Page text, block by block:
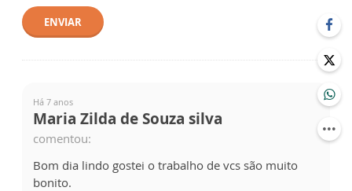
ENVIAR
Há 7 anos
Maria Zilda de Souza silva
comentou:
Bom dia lindo gostei o trabalho de vcs são muito
bonito.